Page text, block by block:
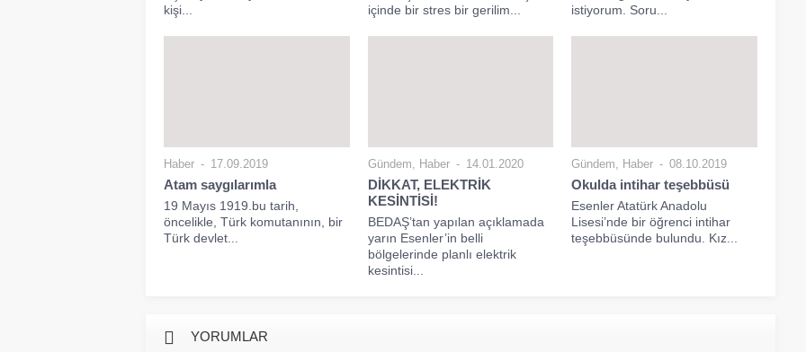
kişi...
içinde bir stres bir gerilim...
istiyorum. Soru...
Haber 17.09.2019
Atam saygılarımla
19 Mayıs 1919.bu tarih,
öncelikle, Türk komutanının, bir
Türk devlet...
Gündem Haber 14.01.2020
DİKKAT, ELEKTRİK
KESİNTİSİ!
BEDAŞ’tan yapılan açıklamada
yarın Esenler’in belli
bölgelerinde planlı elektrik
kesintisi...
Gündem Haber 08.10.2019
Okulda intihar teşebbüsü
Esenler Atatürk Anadolu
Lisesi’nde bir öğrenci intihar
teşebbüsünde bulundu. Kız...
YORUMLAR